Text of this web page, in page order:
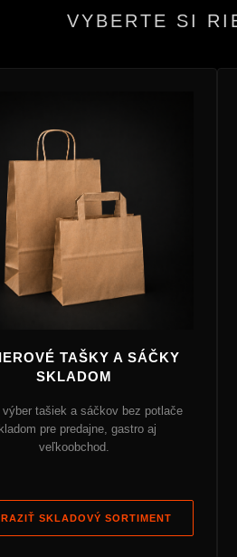
VYBERTE SI
TAŠKY A SÁČKY
SKLADOM
výber tašiek a sáčkov bez potlače
pre predajne, gastro aj
veľkoobchod.
SKLADOVÝ SORTIMENT